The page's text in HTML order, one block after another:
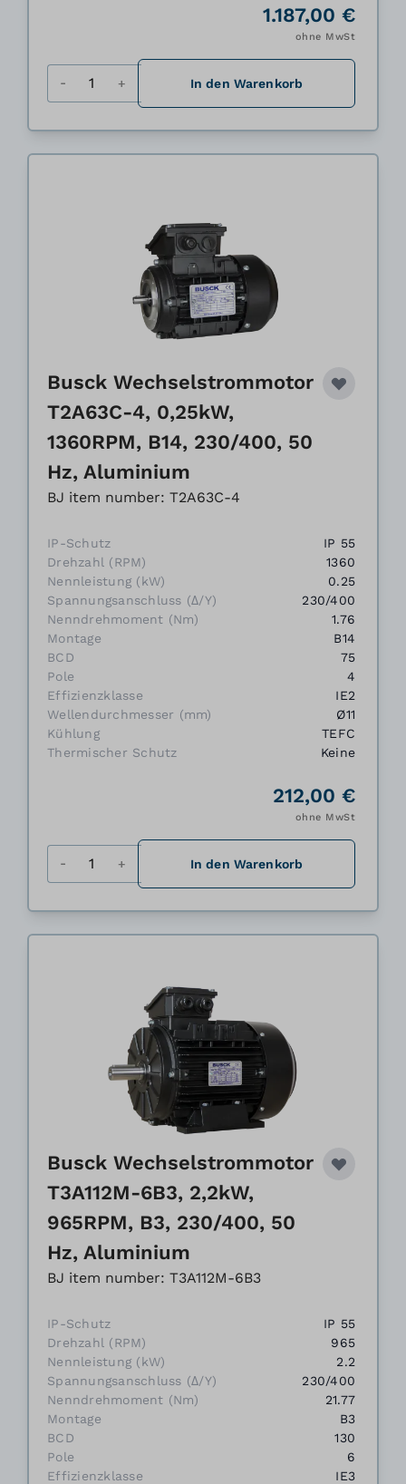
1.187,00 €
ohne MwSt
In den Warenkorb
Busck Wechselstrommotor
T2A63C-4, 0,25kW,
1360RPM, B14, 230/400, 50
Hz, Aluminium
BJ item number: T2A63C-4
IP-Schutz
IP 55
Drehzahl (RPM)
1360
Nennleistung (kW)
0.25
Spannungsanschluss (Δ/Y)
230/400
Nenndrehmoment (Nm)
1.76
Montage
B14
BCD
75
Pole
4
Effizienzklasse
IE2
Wellendurchmesser (mm)
Ø11
Kühlung
TEFC
Thermischer Schutz
Keine
212,00 €
ohne MwSt
In den Warenkorb
Busck Wechselstrommotor
T3A112M-6B3, 2,2kW,
965RPM, B3, 230/400, 50
Hz, Aluminium
BJ item number: T3A112M-6B3
IP-Schutz
IP 55
Drehzahl (RPM)
965
Nennleistung (kW)
2.2
Spannungsanschluss (Δ/Y)
230/400
Nenndrehmoment (Nm)
21.77
Montage
B3
BCD
130
Pole
6
Effizienzklasse
IE3